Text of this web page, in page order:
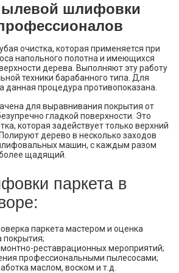
шлифовки
очистка, которая применяется при
напольного полотна и имеющихся
дерева. Выполняют эту работу
техники барабанного типа. Для
данная процедура противопоказана.
для выравнивания покрытия от
гладкой поверхности. Это
которая задействует только верхний
дерево в несколько заходов
машин, с каждым разом
щадящий.
паркета в
паркета мастером и оценка
покрытия;
реставрационных мероприятий;
профессиональными пылесосами;
маслом, воском и т.д.